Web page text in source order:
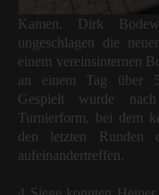
Kamen. Dirk
ungeschlagen die
einem vereinsinternen
an einem Tag über 5
Gespielt wurde
Turnierform, bei dem
den letzten Runden
aufeinandertreffen.